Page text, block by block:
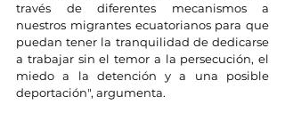
través de diferentes mecanismos a
nuestros migrantes ecuatorianos para que
puedan tener la tranquilidad de dedicarse
a trabajar sin el temor a la persecución, el
miedo a la detención y a una posible
deportación", argumenta.